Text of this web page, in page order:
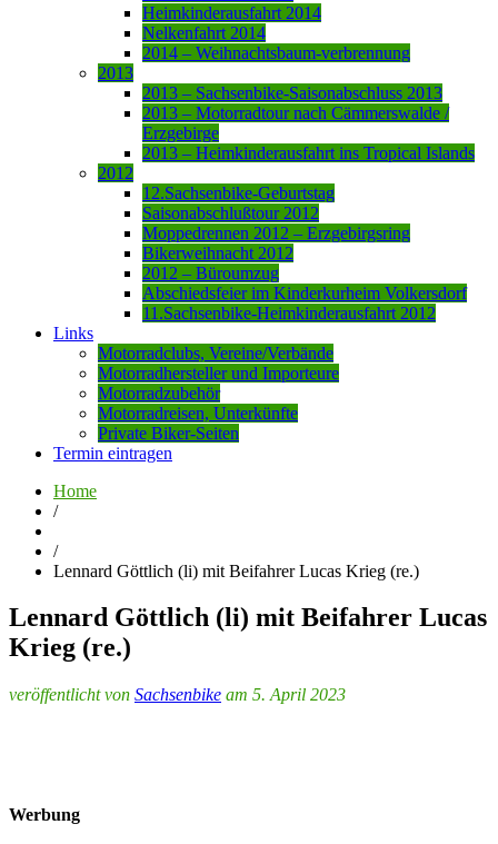
Heimkinderausfahrt 2014
Nelkenfahrt 2014
2014 – Weihnachtsbaum-verbrennung
2013
2013 – Sachsenbike-Saisonabschluss 2013
2013 – Motorradtour nach Cämmerswalde /
Erzgebirge
2013 – Heimkinderausfahrt ins Tropical Islands
2012
12.Sachsenbike-Geburtstag
Saisonabschlußtour 2012
Moppedrennen 2012 – Erzgebirgsring
Bikerweihnacht 2012
2012 – Büroumzug
Abschiedsfeier im Kinderkurheim Volkersdorf
11.Sachsenbike-Heimkinderausfahrt 2012
Links
Motorradclubs, Vereine/Verbände
Motorradhersteller und Importeure
Motorradzubehör
Motorradreisen, Unterkünfte
Private Biker-Seiten
Termin eintragen
Home
/
/
Lennard Göttlich (li) mit Beifahrer Lucas Krieg (re.)
Lennard Göttlich (li) mit Beifahrer Lucas
Krieg (re.)
veröffentlicht von Sachsenbike am 5. April 2023
Werbung